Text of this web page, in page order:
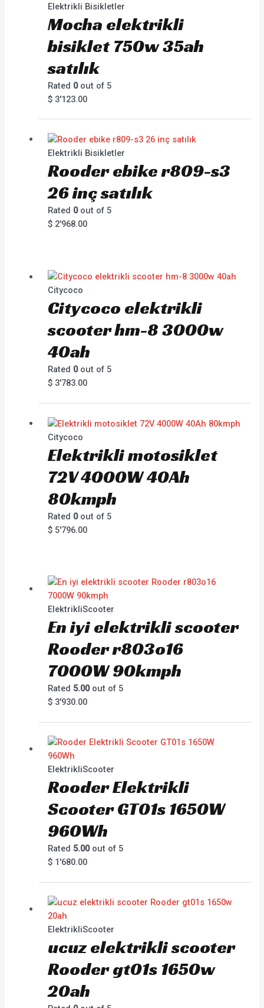
Elektrikli Bisikletler
Mocha elektrikli
bisiklet 750w 35ah
satılık
Rated 0out of 5
$3'123.00
Elektrikli Bisikletler
Rooder ebike r809-s3
26 inç satılık
Rated 0out of 5
$2'968.00
Citycoco
Citycoco elektrikli
scooter hm-8 3000w
40ah
Rated 0out of 5
$3'783.00
Citycoco
Elektrikli motosiklet
72V 4000W 40Ah
80kmph
Rated 0out of 5
$5'796.00
ElektrikliScooter
En iyi elektrikli scooter
Rooder r803o16
7000W 90kmph
Rated 5.00out of 5
$3'930.00
ElektrikliScooter
Rooder Elektrikli
Scooter GT01s 1650W
960Wh
Rated 5.00out of 5
$1'680.00
ElektrikliScooter
ucuz elektrikli scooter
Rooder gt01s 1650w
20ah